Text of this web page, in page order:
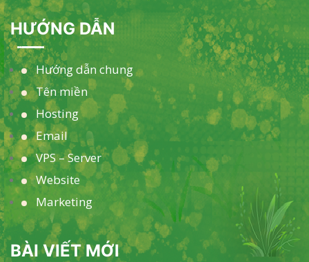
HƯỚNG DẪN
Hướng dẫn chung
Tên miền
Hosting
Email
VPS – Server
Website
Marketing
BÀI VIẾT MỚI